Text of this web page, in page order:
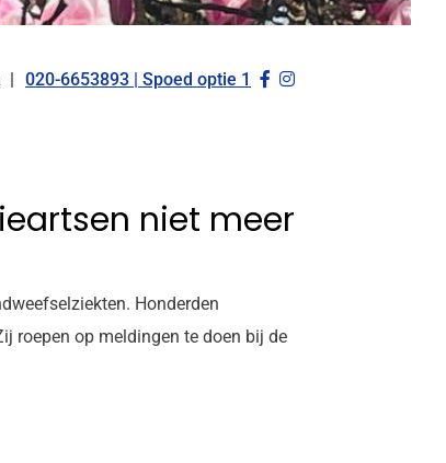
Tel:
020-6653893 | Spoed optie 1
Bezoek
Bezoek
niet meer
Honderden
roepen op meldingen te doen bij de